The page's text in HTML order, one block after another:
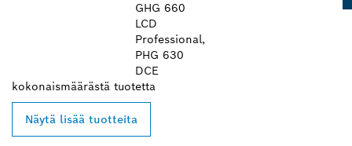
GHG 660
LCD
Professional,
PHG 630
DCE
kokonaismäärästä tuotetta
Näytä lisää tuotteita